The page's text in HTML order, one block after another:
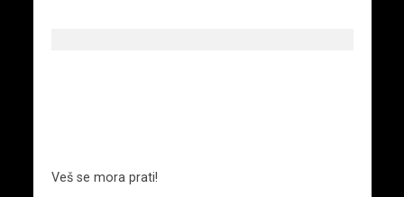
Veš se mora prati!